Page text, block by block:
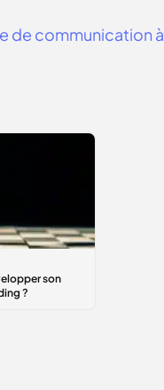
de communication à
son